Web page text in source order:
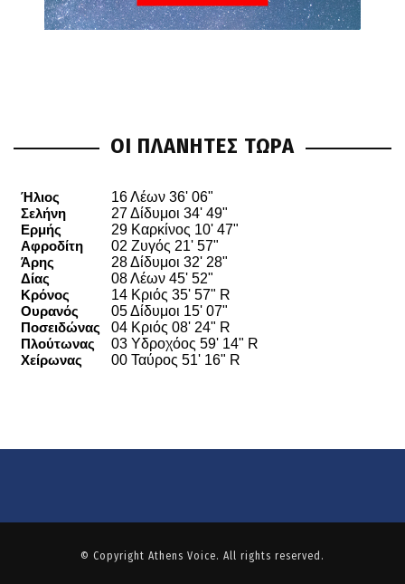
ΟΙ ΠΛΑΝΗΤΕΣ ΤΩΡΑ
© Copyright Athens Voice. All rights reserved.